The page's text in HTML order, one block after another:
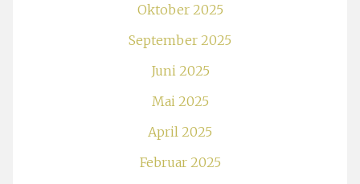
Oktober 2025
September 2025
Juni 2025
Mai 2025
April 2025
Februar 2025